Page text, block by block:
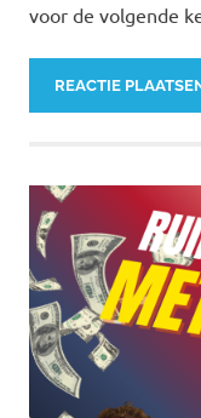
voor de volgende